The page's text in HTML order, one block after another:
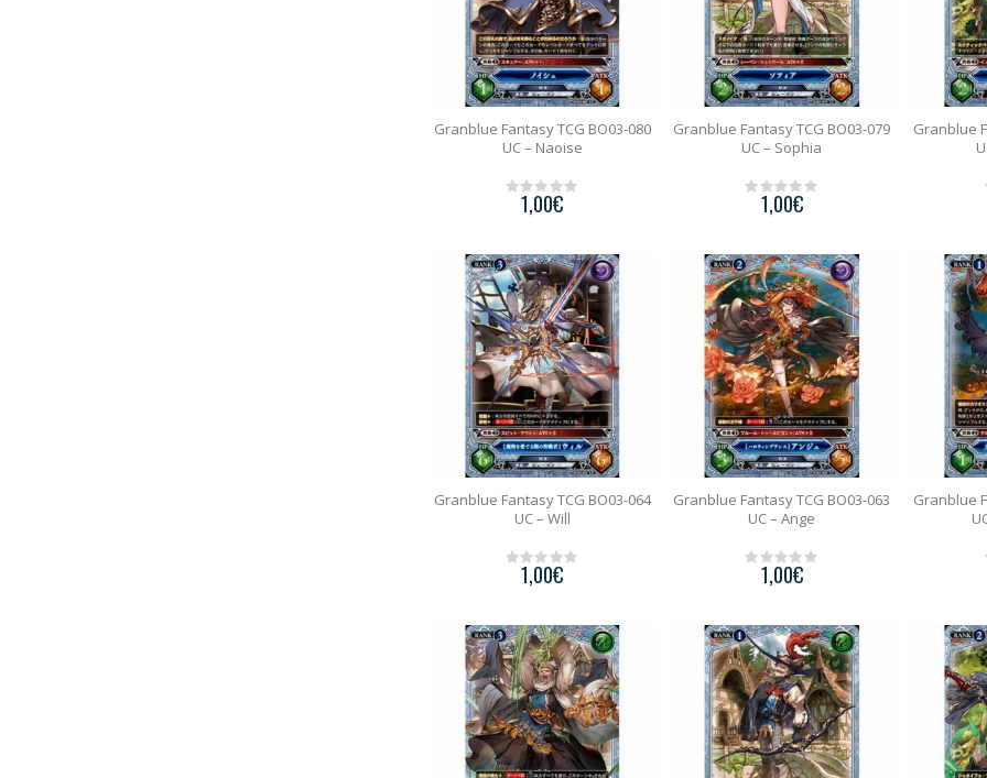
Granblue Fantasy TCG BO03-080
UC – Naoise
o
f
5
1,00€
Granblue Fantasy TCG BO03-079
UC – Sophia
o
f
5
1,00€
Granblue
Granblue Fantasy TCG BO03-064
UC – Will
o
f
5
1,00€
Granblue Fantasy TCG BO03-063
UC – Ange
o
f
5
1,00€
Granblue